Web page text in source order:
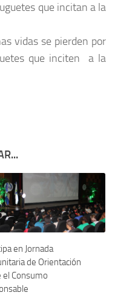
que incitan a la
vidas se pierden por
que inciten a la
en Jornada
de Orientación
el Consumo